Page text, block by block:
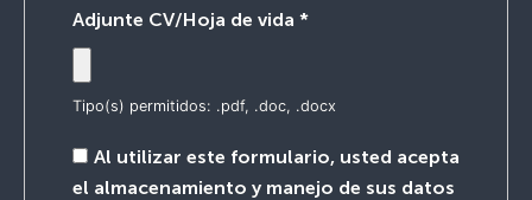
Adjunte CV/Hoja de vida *
Tipo(s) permitidos: .pdf, .doc, .docx
Al utilizar este formulario, usted acepta
el almacenamiento y manejo de sus datos